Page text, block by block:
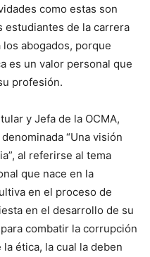
como estas son
estudiantes de la carrera
abogados, porque
es un valor personal que
profesión.
y Jefa de la OCMA,
“Una visión
al referirse al tema
que nace en la
en el proceso de
en el desarrollo de su
combatir la corrupción
ética, la cual la deben